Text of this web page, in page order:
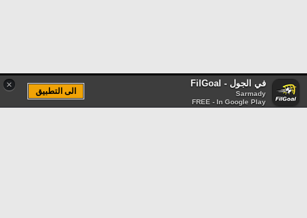
× في الجول - FilGoal
Sarmady
FREE - In Google Play
الى التطبيق